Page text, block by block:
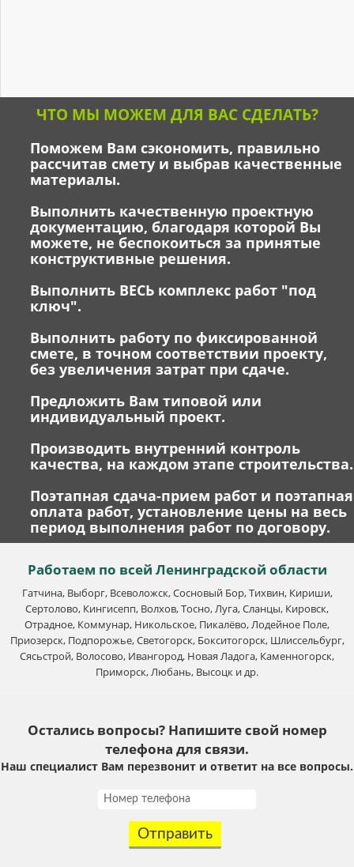
ЧТО МЫ МОЖЕМ ДЛЯ ВАС СДЕЛАТЬ?
Поможем Вам сэкономить, правильно
рассчитав смету и выбрав качественные
материалы.
Выполнить качественную проектную
документацию, благодаря которой Вы
можете, не беспокоиться за принятые
конструктивные решения.
Выполнить ВЕСЬ комплекс работ "под
ключ".
Выполнить работу по фиксированной
смете, в точном соответствии проекту,
без увеличения затрат при сдаче.
Предложить Вам типовой или
индивидуальный проект.
Производить внутренний контроль
качества, на каждом этапе строительства.
Поэтапная сдача-прием работ и поэтапная
оплата работ, установление цены на весь
период выполнения работ по договору.
Работаем по всей Ленинградской области
Гатчина, Выборг, Всеволожск, Сосновый Бор, Тихвин, Кириши,
Сертолово, Кингисепп, Волхов, Тосно, Луга, Сланцы, Кировск,
Отрадное, Коммунар, Никольское, Пикалёво, Лодейное Поле,
Приозерск, Подпорожье, Светогорск, Бокситогорск, Шлиссельбург,
Сясьстрой, Волосово, Ивангород, Новая Ладога, Каменногорск,
Приморск, Любань, Высоцк и др.
Остались вопросы? Напишите свой номер
телефона для связи.
Наш специалист Вам перезвонит и ответит на все вопросы.
Отправить